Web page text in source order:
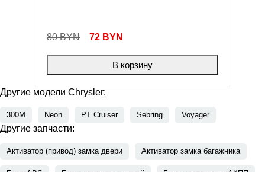
80 BYN 72 BYN
В корзину
Другие модели Chrysler:
300M Neon PT Cruiser Sebring Voyager
Другие запчасти:
Активатор (привод) замка двери Активатор замка багажника